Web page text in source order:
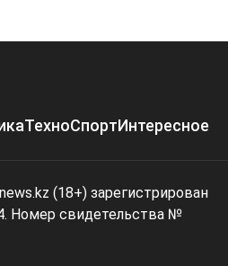
ТехноСпортИнтересное
(18+) зарегистрирован
Номер свидетельства №